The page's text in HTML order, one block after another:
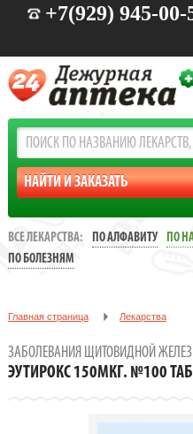
+7(929) 945-00-
ВСЕ ЛЕКАРСТВА: ПО АЛФАВИТУ ПО
ПО БОЛЕЗНЯМ
Главная страница Лекарства
ЭУТИРОКС 150МКГ. №100 ТАБ. /
ЗАБОЛЕВАНИЯ ЩИТОВИДНОЙ
ЭУТИРОКС 150МКГ. №100